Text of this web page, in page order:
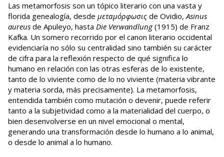
Las metamorfosis son un tópico literario con una vasta y
florida genealogía, desde μεταμόρφωσις de Ovidio,Asinus
aureus de Apuleyo, hasta Die Verwandlung(1915) de Franz
Kafka. Un somero recorrido por el canon literario occidental
evidenciaría no sólo su centralidad sino también su carácter
de cifra para la reflexión respecto de qué significa lo
humano en relación con las otras esferas de lo existente,
tanto de lo viviente como de lo no viviente (materia vibrante
y materia sorda, más precisamente). La metamorfosis,
entendida también como mutación o devenir, puede referir
tanto a la subjetividad como a la materialidad del cuerpo, o
bien desenvolverse en un nivel emocional o mental,
generando una transformación desde lo humano a lo animal,
o desde lo animal a lo humano.